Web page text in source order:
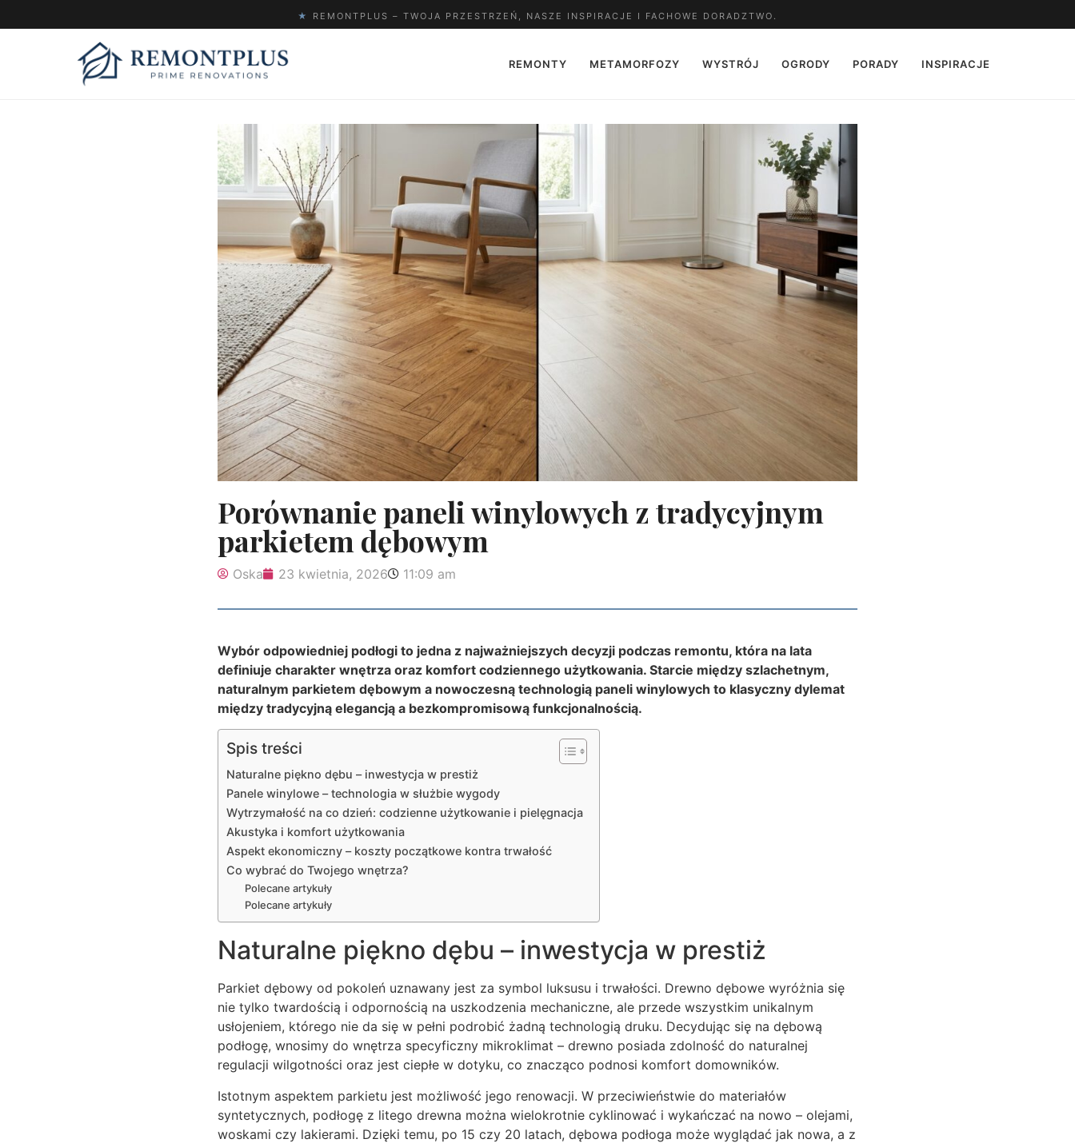
★ REMONTPLUS – TWOJA PRZESTRZEŃ, NASZE INSPIRACJE I FACHOWE DORADZTWO.
REMONTY METAMORFOZY WYSTRÓJ OGRODY PORADY INSPIRACJE
Porównanie paneli winylowych z tradycyjnym
parkietem dębowym
Oska 23 kwietnia, 2026 11:09 am
Wybór odpowiedniej podłogi to jedna z najważniejszych decyzji podczas remontu, która na lata
definiuje charakter wnętrza oraz komfort codziennego użytkowania. Starcie między szlachetnym,
naturalnym parkietem dębowym a nowoczesną technologią paneli winylowych to klasyczny dylemat
między tradycyjną elegancją a bezkompromisową funkcjonalnością.
Spis treści
Naturalne piękno dębu – inwestycja w prestiż
Panele winylowe – technologia w służbie wygody
Wytrzymałość na co dzień: codzienne użytkowanie i pielęgnacja
Akustyka i komfort użytkowania
Aspekt ekonomiczny – koszty początkowe kontra trwałość
Co wybrać do Twojego wnętrza?
Polecane artykuły
Polecane artykuły
Naturalne piękno dębu – inwestycja w prestiż
Parkiet dębowy od pokoleń uznawany jest za symbol luksusu i trwałości. Drewno dębowe wyróżnia się
nie tylko twardością i odpornością na uszkodzenia mechaniczne, ale przede wszystkim unikalnym
usłojeniem, którego nie da się w pełni podrobić żadną technologią druku. Decydując się na dębową
podłogę, wnosimy do wnętrza specyficzny mikroklimat – drewno posiada zdolność do naturalnej
regulacji wilgotności oraz jest ciepłe w dotyku, co znacząco podnosi komfort domowników.
Istotnym aspektem parkietu jest możliwość jego renowacji. W przeciwieństwie do materiałów
syntetycznych, podłogę z litego drewna można wielokrotnie cyklinować i wykańczać na nowo – olejami,
woskami czy lakierami. Dzięki temu, po 15 czy 20 latach, dębowa podłoga może wyglądać jak nowa, a z